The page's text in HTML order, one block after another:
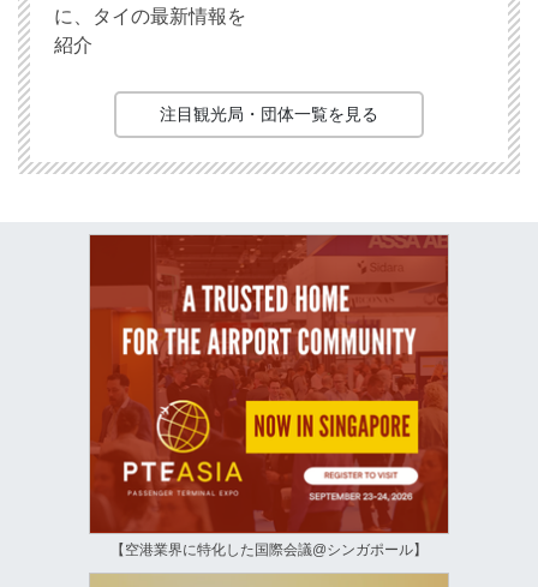
に、タイの最新情報を
紹介
注目観光局・団体一覧を見る
【空港業界に特化した国際会議@シンガポール】